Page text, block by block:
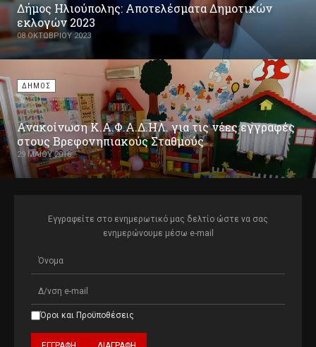
Δήμος Ηλιούπολης: Αποτελέσματα Δημοτικών
εκλογών 2023
08 ΟΚΤΩΒΡΊΟΥ 2023
ΔΗΜΟΣ
Ανακοίνωση Κ.Α.Φ.Α.Δ.ΗΛ. για τις νέες εγγραφές
στους Βρεφονηπιακούς Σταθμούς
29 ΜΑΪ́ΟΥ 2016
Εγγραφείτε στο ενημερωτικό μας δελτίο ώστε να σας
ενημερώνουμε μέσω e-mail
Όροι και Προϋποθέσεις